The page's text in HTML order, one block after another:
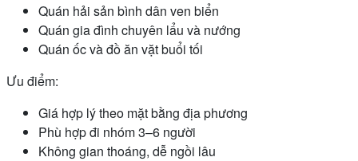
Quán hải sản bình dân ven biển
Quán gia đình chuyên lẩu và nướng
Quán ốc và đồ ăn vặt buổi tối
Ưu điểm:
Giá hợp lý theo mặt bằng địa phương
Phù hợp đi nhóm 3–6 người
Không gian thoáng, dễ ngồi lâu